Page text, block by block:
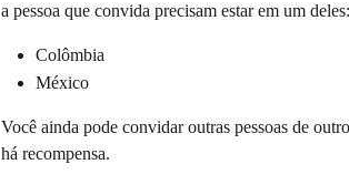
a pessoa que convida precisam estar em um deles:
Colômbia
México
Você ainda pode convidar outras pessoas de
há recompensa.